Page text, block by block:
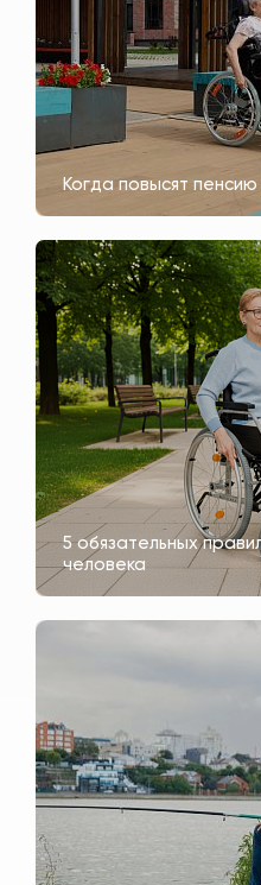
Когда повысят
5 обязательных
человека